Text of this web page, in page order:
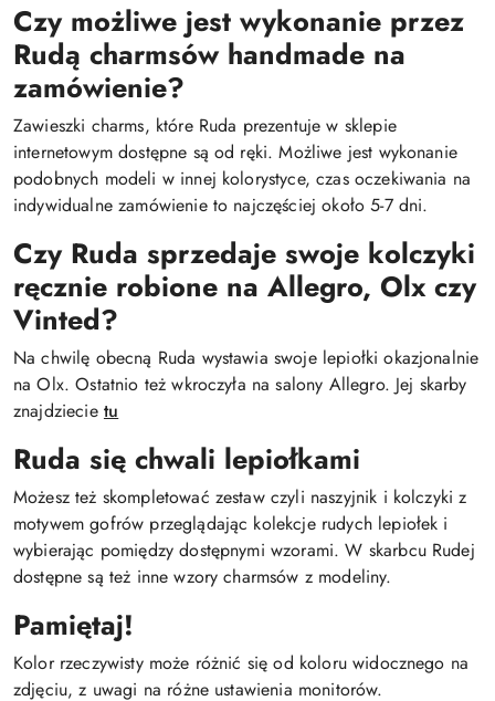
Czy możliwe jest wykonanie przez
Rudą charmsów handmade na
zamówienie?
Zawieszki charms, które Ruda prezentuje w sklepie
internetowym dostępne są od ręki. Możliwe jest wykonanie
podobnych modeli w innej kolorystyce, czas oczekiwania na
indywidualne zamówienie to najczęściej około 5-7 dni.
Czy Ruda sprzedaje swoje kolczyki
ręcznie robione na Allegro, Olx czy
Vinted?
Na chwilę obecną Ruda wystawia swoje lepiołki okazjonalnie
na Olx. Ostatnio też wkroczyła na salony Allegro. Jej skarby
znajdziecie tu
Ruda się chwali lepiołkami
Możesz też skompletować zestaw czyli naszyjnik i kolczyki z
motywem gofrów przeglądając kolekcje rudych lepiołek i
wybierając pomiędzy dostępnymi wzorami. W skarbcu Rudej
dostępne są też inne wzory charmsów z modeliny.
Pamiętaj!
Kolor rzeczywisty może różnić się od koloru widocznego na
zdjęciu, z uwagi na różne ustawienia monitorów.